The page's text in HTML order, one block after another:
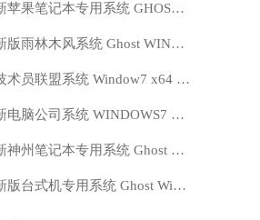
新苹果笔记本专用系统 GHOST Window7 86 官方稳定版 V2021.07
新版雨林木风系统 Ghost WINDOWS7 X32位 SP1 快速装机版 V2021.07
技术员联盟系统 Window7 x64 旗舰版原版ISO下载 V2021.07
新电脑公司系统 WINDOWS7 X32位 装机旗舰版下载 V2021.07
新神州笔记本专用系统 Ghost win7 x64 装机稳定版 V2021.07
新版台式机专用系统 Ghost Win10 32位 旗舰版 V2021.07